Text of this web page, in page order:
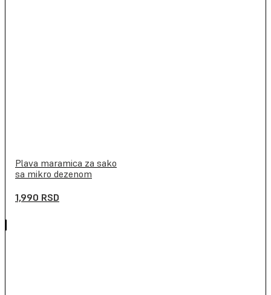
Plava maramica za sako
sa mikro dezenom
1,990 RSD